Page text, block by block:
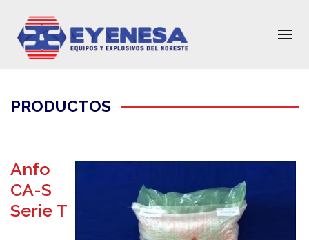
PRODUCTOS
Anfo
CA-S
Serie T